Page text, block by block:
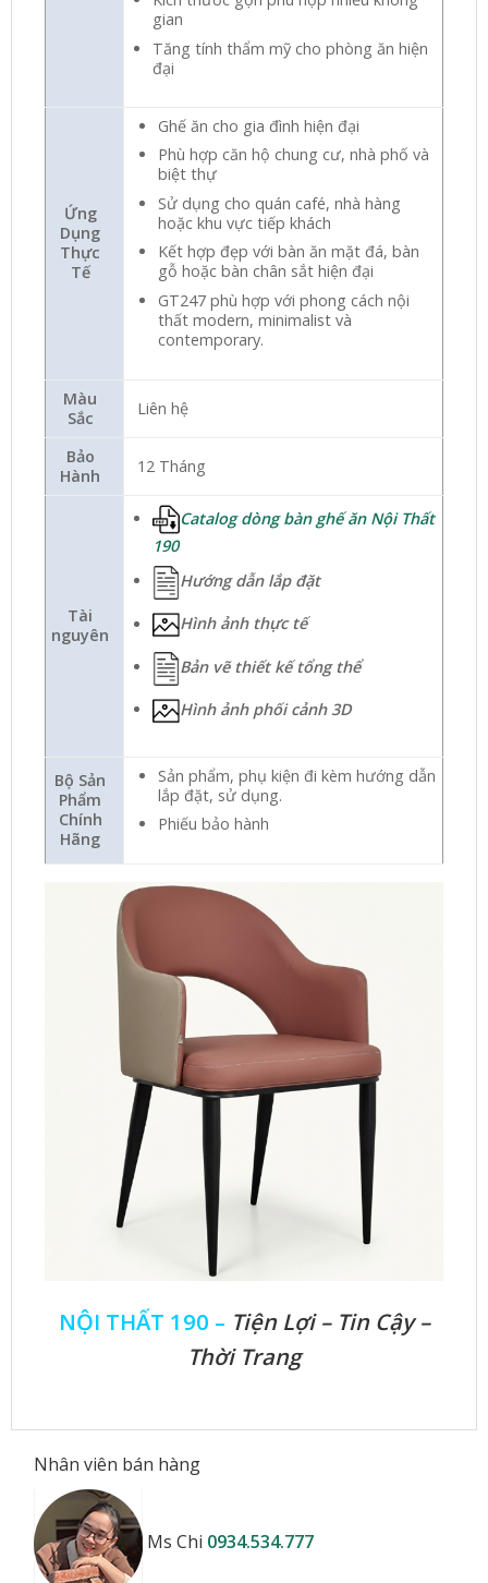
gian
Tăng tính thẩm mỹ cho phòng ăn hiện
đại
Ứng
Dụng
Thực
Tế
Ghế ăn cho gia đình hiện đại
Phù hợp căn hộ chung cư, nhà phố và
biệt thự
Sử dụng cho quán café, nhà hàng
hoặc khu vực tiếp khách
Kết hợp đẹp với bàn ăn mặt đá, bàn
gỗ hoặc bàn chân sắt hiện đại
GT247 phù hợp với phong cách nội
thất modern, minimalist và
contemporary.
Màu
Sắc
Liên hệ
Bảo
Hành
12 Tháng
Tài
nguyên
Catalog dòng bàn ghế ăn Nội Thất
190
Hướng dẫn lắp đặt
Hình ảnh thực tế
Bản vẽ thiết kế tổng thể
Hình ảnh phối cảnh 3D
Bộ Sản
Phẩm
Chính
Hãng
Sản phẩm, phụ kiện đi kèm hướng dẫn
lắp đặt, sử dụng.
Phiếu bảo hành
NỘI THẤT 190 – Tiện Lợi – Tin Cậy –
Thời Trang
Nhân viên bán hàng
Ms Chi 0934.534.777